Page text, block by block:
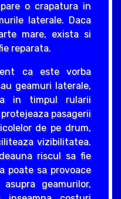
o crapatura in
laterale. Daca
mare, exista si
reparata.
ca este vorba
geamuri laterale,
in timpul rularii
pasagerii
de pe drum,
vizibilitatea.
riscul sa fie
poate sa provoace
geamurilor,